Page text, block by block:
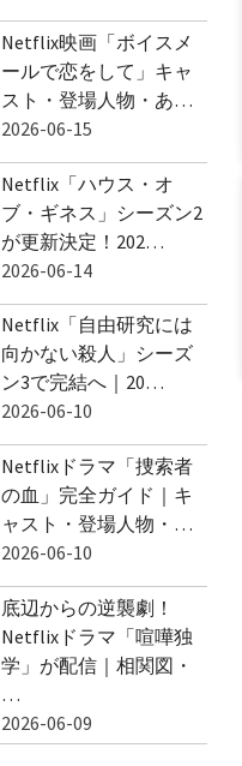
Netflix映画「ボイスメ
ールで恋をして」キャ
スト・登場人物・あ…
2026-06-15
Netflix「ハウス・オ
ブ・ギネス」シーズン2
が更新決定！202…
2026-06-14
Netflix「自由研究には
向かない殺人」シーズ
ン3で完結へ｜20…
2026-06-10
Netflixドラマ「捜索者
の血」完全ガイド｜キ
ャスト・登場人物・…
2026-06-10
底辺からの逆襲劇！
Netflixドラマ「喧嘩独
学」が配信｜相関図・
…
2026-06-09